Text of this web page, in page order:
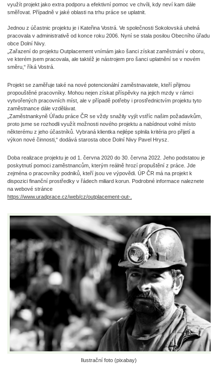
využít projekt jako extra podporu a efektivní pomoc ve chvíli, kdy neví kam dále
směřovat. Případně v jaké oblasti na trhu práce se uplatnit.
Jednou z účastnic projektu je i Kateřina Vostrá. Ve společnosti Sokolovská uhelná
pracovala v administrativě od konce roku 2006. Nyní se stala posilou Obecního úřadu
obce Dolní Nivy.
„Zařazení do projektu Outplacement vnímám jako šanci získat zaměstnání v oboru,
ve kterém jsem pracovala, ale taktéž je nástrojem pro šanci uplatnění se v novém
směru,“ říká Vostrá.
Projekt se zaměřuje také na nové potencionální zaměstnavatele, kteří přijmou
propouštěné pracovníky. Mohou nejen získat příspěvky na jejich mzdy v rámci
vytvořených pracovních míst, ale v případě potřeby i prostřednictvím projektu tyto
zaměstnance dále vzdělávat.
„Zaměstnankyně Úřadu práce ČR se vždy snažily vyjít vstříc našim požadavkům,
proto jsme se rozhodli využít možnosti nového projektu a nabídnout volné místo
některému z jeho účastníků. Vybraná klientka nejlépe splnila kritéria pro přijetí a
výkon nové činnosti,“ dodává starosta obce Dolní Nivy Pavel Hrysz.
Doba realizace projektu je od 1. června 2020 do 30. června 2022. Jeho podstatou je
poskytnutí pomoci zaměstnancům, kterým reálně hrozí propuštění z práce. Jde
zejména o pracovníky podniků, kteří jsou ve výpovědi. ÚP ČR má na projekt k
dispozici finanční prostředky v řádech miliard korun. Podrobné informace naleznete
na webové stránce
https://www.uradprace.cz/web/cz/outplacement-out-.
Ilustrační foto (pixabay)